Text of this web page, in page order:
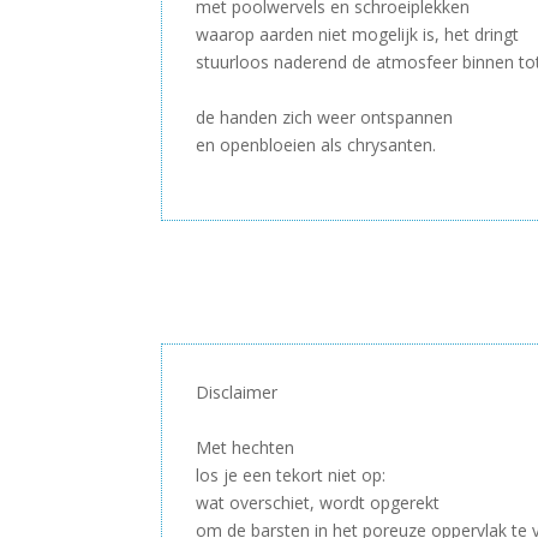
met poolwervels en schroeiplekken
waarop aarden niet mogelijk is, het dringt
stuurloos naderend de atmosfeer binnen
de handen zich weer ontspannen
en openbloeien als chrysanten.
Disclaimer
Met hechten
los je een tekort niet op:
wat overschiet, wordt opgerekt
om de barsten in het poreuze oppervlak te